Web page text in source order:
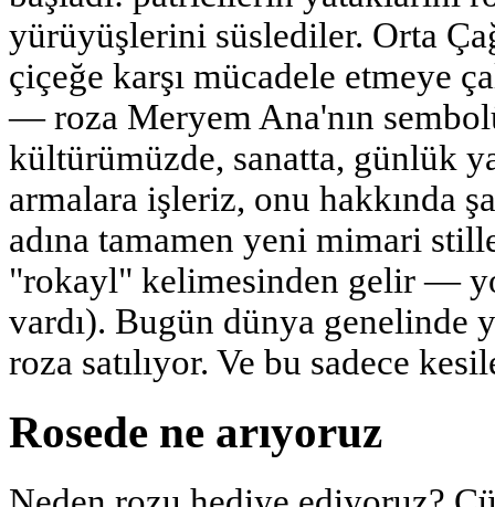
yürüyüşlerini süslediler. Orta
çiçeğe karşı mücadele etmeye
— roza Meryem Ana'nın
kültürümüzde, sanatta, günlük
armalara işleriz, onu hakkında
adına tamamen yeni mimari
"rokayl" kelimesinden gelir —
vardı). Bugün dünya genelinde
roza satılıyor. Ve bu sadece
Rosede ne arıyoruz